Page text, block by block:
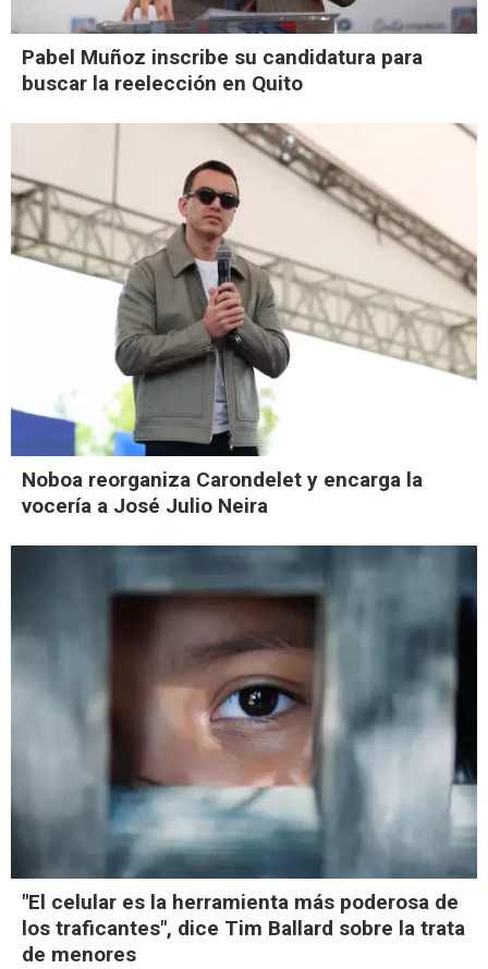
Pabel Muñoz inscribe su candidatura para
buscar la reelección en Quito
Noboa reorganiza Carondelet y encarga la
vocería a José Julio Neira
"El celular es la herramienta más poderosa de
los traficantes", dice Tim Ballard sobre la trata
de menores